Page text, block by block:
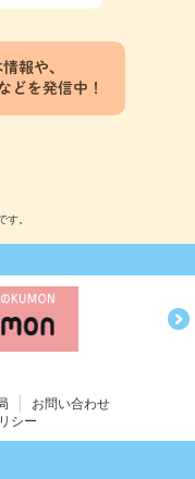
報や、
どを発信中！
。
お問い合わせ
シー